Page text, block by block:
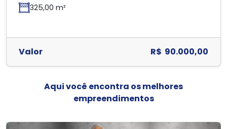
325,00 m²
Valor R$ 90.000,00
Aqui você encontra os melhores
empreendimentos